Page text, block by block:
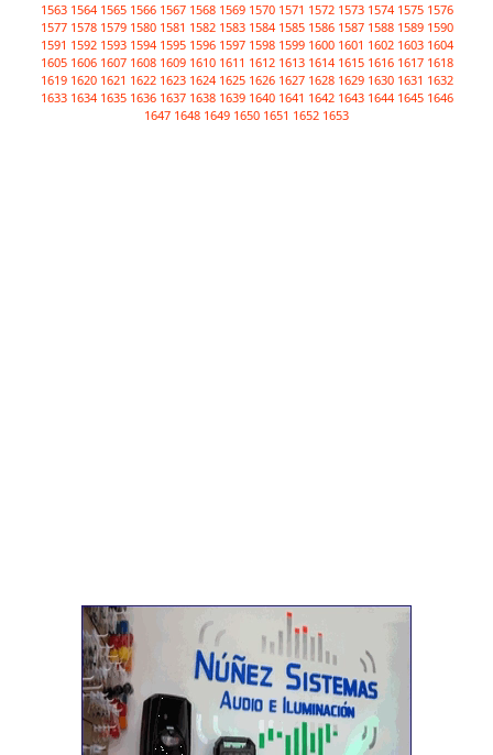
1563 1564 1565 1566 1567 1568 1569 1570 1571 1572 1573 1574 1575 1576
1577 1578 1579 1580 1581 1582 1583 1584 1585 1586 1587 1588 1589 1590
1591 1592 1593 1594 1595 1596 1597 1598 1599 1600 1601 1602 1603 1604
1605 1606 1607 1608 1609 1610 1611 1612 1613 1614 1615 1616 1617 1618
1619 1620 1621 1622 1623 1624 1625 1626 1627 1628 1629 1630 1631 1632
1633 1634 1635 1636 1637 1638 1639 1640 1641 1642 1643 1644 1645 1646
1647 1648 1649 1650 1651 1652 1653